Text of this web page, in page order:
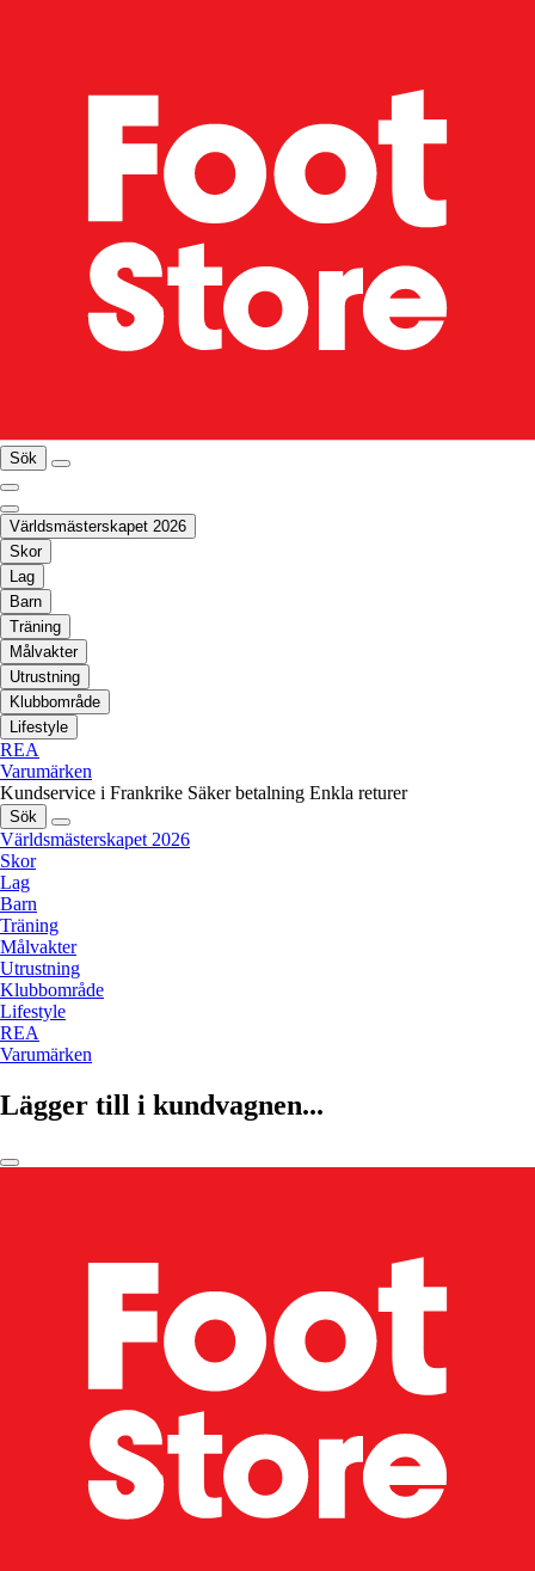
Sök
Världsmästerskapet 2026
Skor
Lag
Barn
Träning
Målvakter
Utrustning
Klubbområde
Lifestyle
REA
Varumärken
Kundservice i Frankrike Säker betalning Enkla returer
Sök
Världsmästerskapet 2026
Skor
Lag
Barn
Träning
Målvakter
Utrustning
Klubbområde
Lifestyle
REA
Varumärken
Lägger till i kundvagnen...